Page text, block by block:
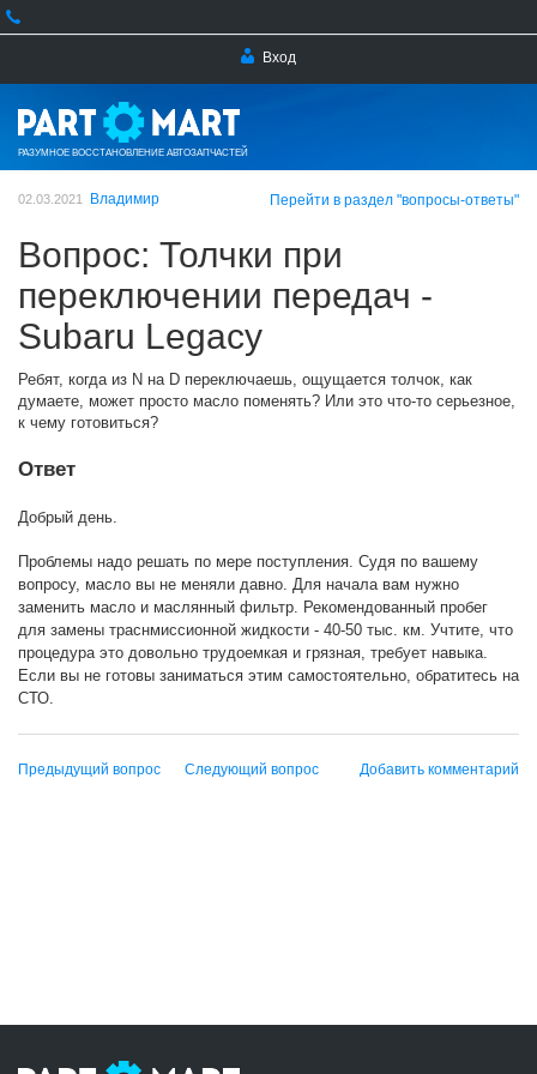
Вход
РАЗУМНОЕ ВОССТАНОВЛЕНИЕ АВТОЗАПЧАСТЕЙ
02.03.2021 Владимир Перейти в раздел "вопросы-ответы"
Вопрос: Толчки при
переключении передач -
Subaru Legacy
Ребят, когда из N на D переключаешь, ощущается толчок, как
думаете, может просто масло поменять? Или это что-то серьезное,
к чему готовиться?
Ответ
Добрый день.
Проблемы надо решать по мере поступления. Судя по вашему
вопросу, масло вы не меняли давно. Для начала вам нужно
заменить масло и маслянный фильтр. Рекомендованный пробег
для замены траснмиссионной жидкости - 40-50 тыс. км. Учтите, что
процедура это довольно трудоемкая и грязная, требует навыка.
Если вы не готовы заниматься этим самостоятельно, обратитесь на
СТО.
Предыдущий вопрос Следующий вопрос Добавить комментарий